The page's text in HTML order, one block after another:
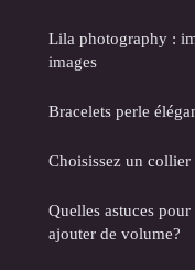
Lila photography :
images
Bracelets perle
Choisissez un
Quelles astuces
ajouter de volume?